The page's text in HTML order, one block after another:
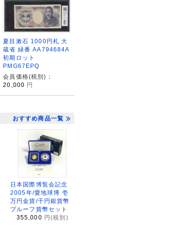
夏目漱石 1000円札 大
蔵省 緑番 AA794684A
初期ロット
PMG67EPQ
会員価格(税別)：
20,000 円
おすすめ商品一覧
日本国際博覧会記念
2005年/愛地球博 壱
万円金貨/千円銀貨幣
プルーフ貨幣セット
355,000 円(税別)